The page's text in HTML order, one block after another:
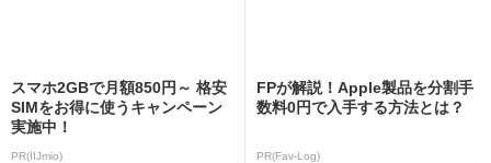
スマホ2GBで月額850円～ 格安
SIMをお得に使うキャンペーン
実施中！
PR(IIJmio)
FPが解説！Apple製品を分割手
数料0円で入手する方法とは？
PR(Fav-Log)